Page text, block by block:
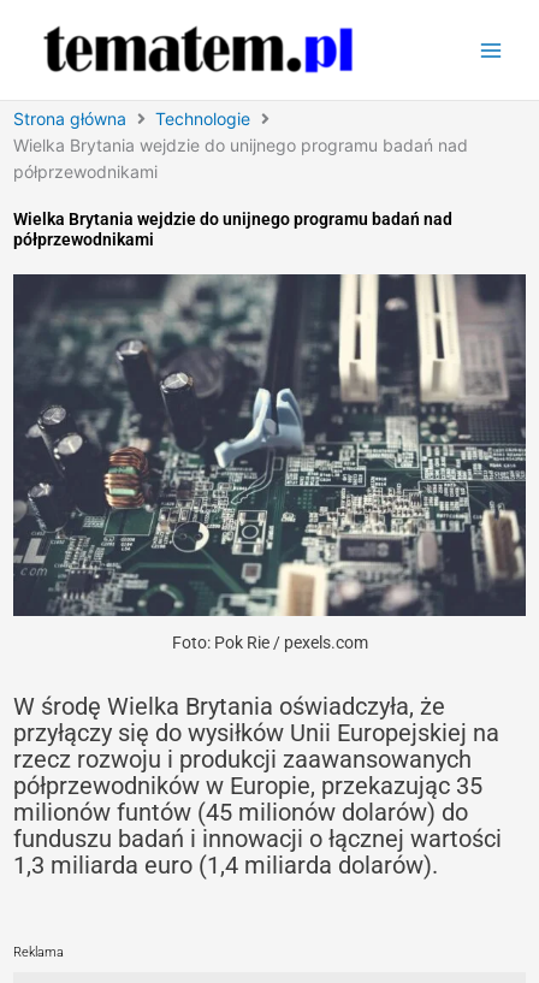
Strona główna
Technologie
Wielka Brytania wejdzie do unijnego programu badań nad
półprzewodnikami
Wielka Brytania wejdzie do unijnego programu badań nad
półprzewodnikami
Foto: Pok Rie / pexels.com
W środę Wielka Brytania oświadczyła, że
przyłączy się do wysiłków Unii Europejskiej na
rzecz rozwoju i produkcji zaawansowanych
półprzewodników w Europie, przekazując 35
milionów funtów (45 milionów dolarów) do
funduszu badań i innowacji o łącznej wartości
1,3 miliarda euro (1,4 miliarda dolarów).
Reklama